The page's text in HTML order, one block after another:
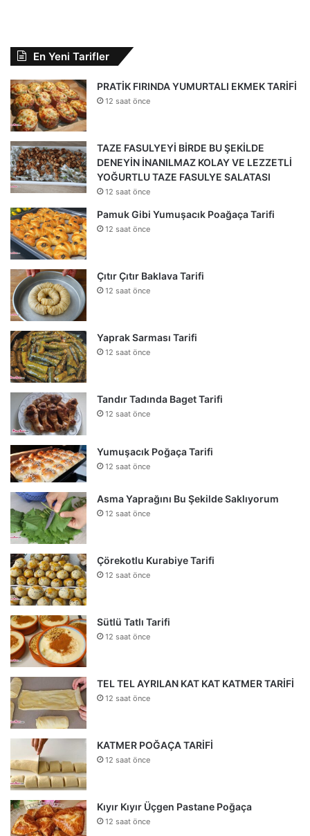
En Yeni Tarifler
PRATİK FIRINDA YUMURTALI EKMEK TARİFİ
12 saat önce
TAZE FASULYEYİ BİRDE BU ŞEKİLDE
DENEYİN İNANILMAZ KOLAY VE LEZZETLİ
YOĞURTLU TAZE FASULYE SALATASI
12 saat önce
Pamuk Gibi Yumuşacık Poağaça Tarifi
12 saat önce
Çıtır Çıtır Baklava Tarifi
12 saat önce
Yaprak Sarması Tarifi
12 saat önce
Tandır Tadında Baget Tarifi
12 saat önce
Yumuşacık Poğaça Tarifi
12 saat önce
Asma Yaprağını Bu Şekilde Saklıyorum
12 saat önce
Çörekotlu Kurabiye Tarifi
12 saat önce
Sütlü Tatlı Tarifi
12 saat önce
TEL TEL AYRILAN KAT KAT KATMER TARİFİ
12 saat önce
KATMER POĞAÇA TARİFİ
12 saat önce
Kıyır Kıyır Üçgen Pastane Poğaça
12 saat önce